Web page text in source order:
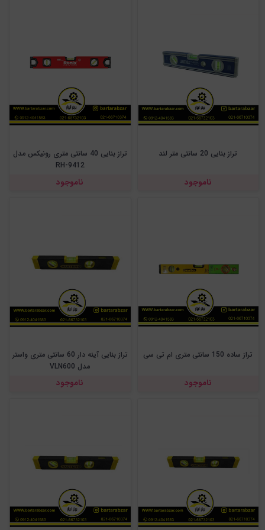
تراز بنایی 20 سانتی متر لند
ناموجود
تراز بنایی 40 سانتی متری رونیکس مدل
RH-9412
ناموجود
تراز ساده 150 سانتی متری ام تی سی
ناموجود
تراز بنایی آینه دار 60 سانتی متری واستر
مدل VLN600
ناموجود